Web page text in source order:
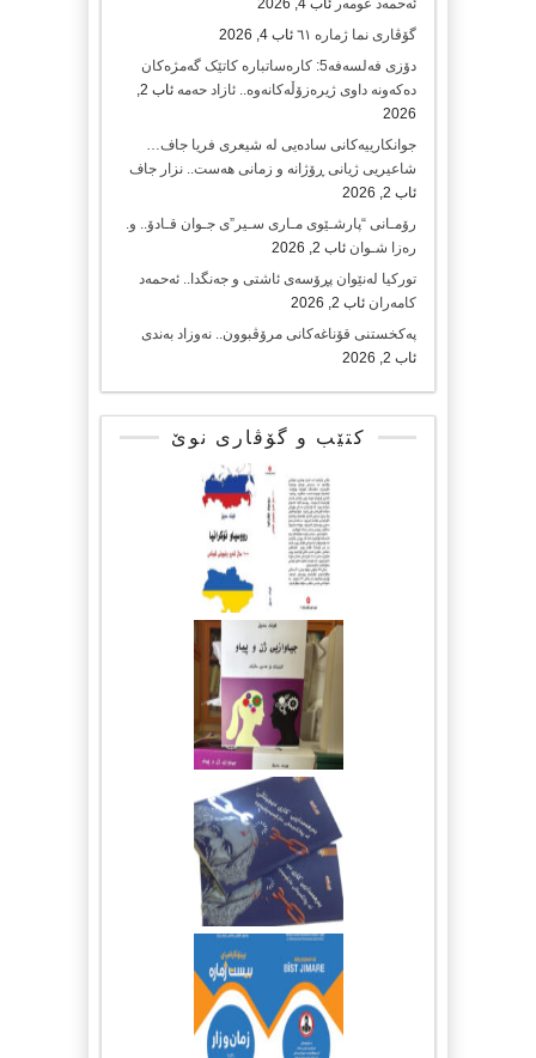
ئەحمەد عومەر ئاب 4, 2026
گۆڤاری نما ژمارە ٦١
ئاب 4, 2026
دۆزی فەلسەفە5: کارەساتبارە کاتێک گەمژەکان
دەکەونە داوی ژیرەزۆڵەکانەوە.. ئازاد حەمە
ئاب 2,
2026
جوانکارییەکانی سادەیی لە شیعری فریا جاف…
شاعیریی ژیانی ڕۆژانە و زمانی هەست.. نزار جاف
ئاب 2, 2026
رۆمـانی “پارشـێوی مـاری سـیر”ی جـوان قـادۆ.. و.
رەزا شـوان ئاب 2, 2026
تورکیا لەنێوان پڕۆسەی ئاشتی و جەنگدا.. ئەحمەد
کامەران ئاب 2, 2026
پەکخستنی قۆناغەکانی مرۆڤبوون.. نەوزاد بەندی
ئاب 2, 2026
کتێب و گۆڤاری نوێ